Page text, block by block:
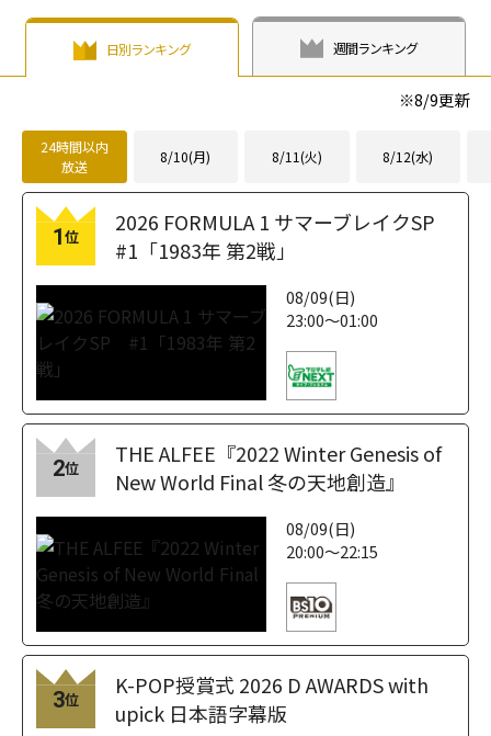
日別ランキング 週間ランキング
※8/9更新
24時間以内
放送
8/10(月) 8/11(火) 8/12(水)
1位
2026 FORMULA 1 サマーブレイクSP
#1「1983年 第2戦」
08/09(日)
23:00～01:00
2位
THE ALFEE『2022 Winter Genesis of
New World Final 冬の天地創造』
08/09(日)
20:00～22:15
3位
K-POP授賞式 2026 D AWARDS with
upick 日本語字幕版